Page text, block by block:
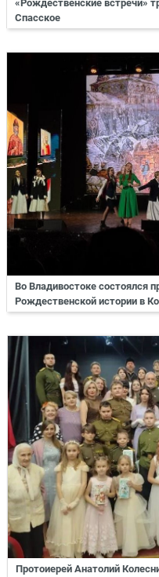
«Рождественские встречи»
Спасское
Во Владивостоке состоялся
Рождественской истории в
Протоиерей Анатолий